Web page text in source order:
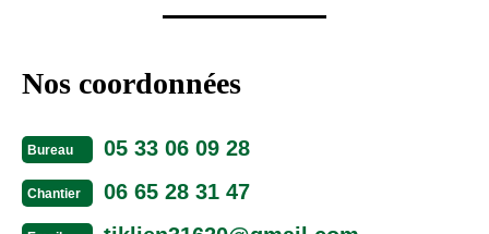
Nos coordonnées
Bureau 05 33 06 09 28
Chantier 06 65 28 31 47